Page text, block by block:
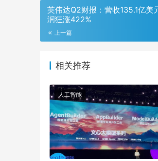
英伟达Q2财报：营收135.1亿美
润狂涨422%
上一篇
相关推荐
人工智能